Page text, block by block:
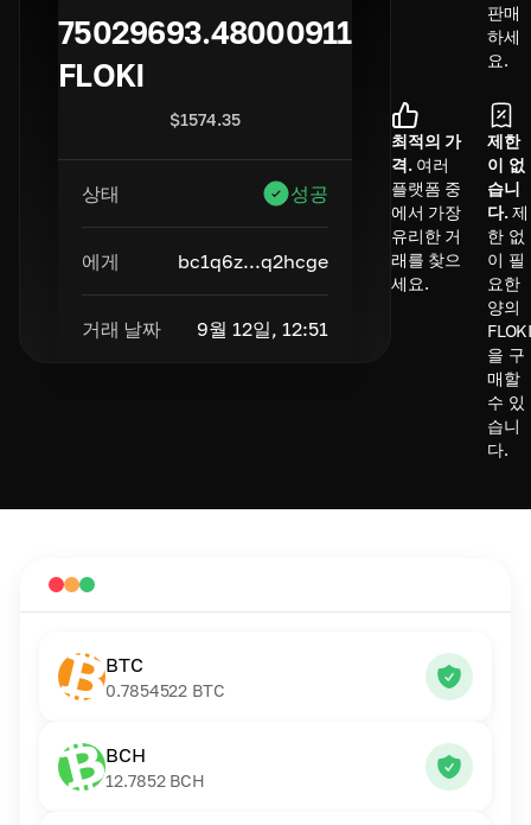
75029693.48000911
FLOKI
$1574.35
상태 성공
에게 bc1q6z...q2hcge
거래 날짜 9월 12일, 12:51
판매
하세
요.
최적의 가
격. 여러
플랫폼 중
에서 가장
유리한 거
래를 찾으
세요.
제한
이 없
습니
다. 제
한 없
이 필
요한
양의
을 구
매할
수 있
습니
다.
BTC
0.7854522 BTC
BCH
12.7852 BCH